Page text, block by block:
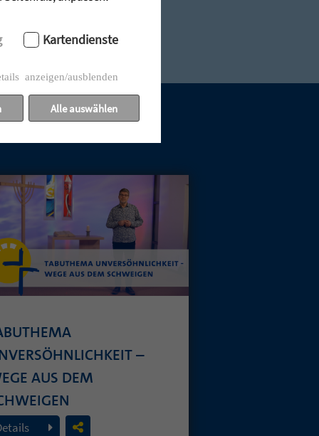
–
AUS DEM
Juli 2026
Kartendienste
anzeigen/ausblenden
Alle auswählen